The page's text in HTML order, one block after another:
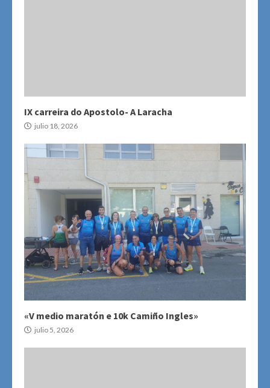
IX carreira do Apostolo- A Laracha
julio 18, 2026
«V medio maratón e 10k Camiño Ingles»
julio 5, 2026